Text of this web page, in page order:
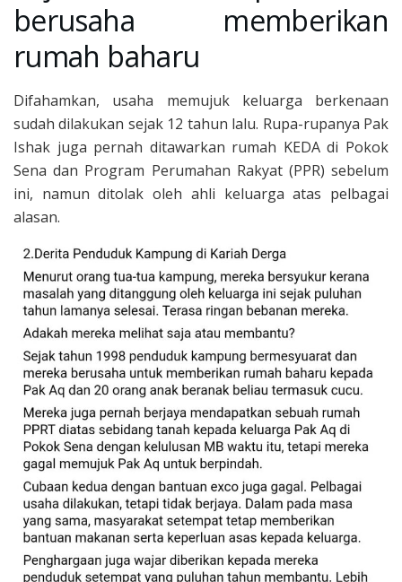
berusaha memberikan
rumah baharu
Difahamkan, usaha memujuk keluarga berkenaan
sudah dilakukan sejak 12 tahun lalu. Rupa-rupanya Pak
Ishak juga pernah ditawarkan rumah KEDA di Pokok
Sena dan Program Perumahan Rakyat (PPR) sebelum
ini, namun ditolak oleh ahli keluarga atas pelbagai
alasan.